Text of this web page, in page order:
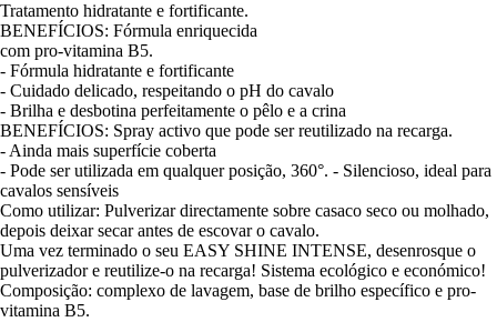
Tratamento hidratante e fortificante.
BENEFÍCIOS: Fórmula enriquecida
com pro-vitamina B5.
- Fórmula hidratante e fortificante
- Cuidado delicado, respeitando o pH do cavalo
- Brilha e desbotina perfeitamente o pêlo e a crina
BENEFÍCIOS: Spray activo que pode ser reutilizado na recarga.
- Ainda mais superfície coberta
- Pode ser utilizada em qualquer posição, 360°. - Silencioso, ideal para
cavalos sensíveis
Como utilizar: Pulverizar directamente sobre casaco seco ou molhado,
depois deixar secar antes de escovar o cavalo.
Uma vez terminado o seu EASY SHINE INTENSE, desenrosque o
pulverizador e reutilize-o na recarga! Sistema ecológico e económico!
Composição: complexo de lavagem, base de brilho específico e pro-
vitamina B5.